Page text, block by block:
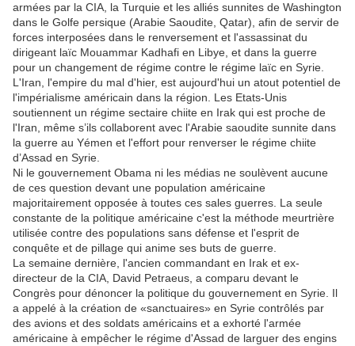
armées par la CIA, la Turquie et les alliés sunnites de Washington
dans le Golfe persique (Arabie Saoudite, Qatar), afin de servir de
forces interposées dans le renversement et l'assassinat du
dirigeant laïc Mouammar Kadhafi en Libye, et dans la guerre
pour un changement de régime contre le régime laïc en Syrie.
L'Iran, l'empire du mal d'hier, est aujourd'hui un atout potentiel de
l'impérialisme américain dans la région. Les Etats-Unis
soutiennent un régime sectaire chiite en Irak qui est proche de
l'Iran, même s’ils collaborent avec l'Arabie saoudite sunnite dans
la guerre au Yémen et l'effort pour renverser le régime chiite
d’Assad en Syrie.
Ni le gouvernement Obama ni les médias ne soulèvent aucune
de ces question devant une population américaine
majoritairement opposée à toutes ces sales guerres. La seule
constante de la politique américaine c'est la méthode meurtrière
utilisée contre des populations sans défense et l'esprit de
conquête et de pillage qui anime ses buts de guerre.
La semaine dernière, l'ancien commandant en Irak et ex-
directeur de la CIA, David Petraeus, a comparu devant le
Congrès pour dénoncer la politique du gouvernement en Syrie. Il
a appelé à la création de «sanctuaires» en Syrie contrôlés par
des avions et des soldats américains et a exhorté l'armée
américaine à empêcher le régime d'Assad de larguer des engins